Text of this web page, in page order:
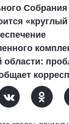
области: